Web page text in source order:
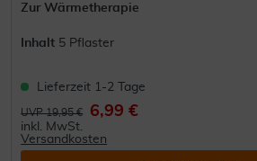
Zur Wärmetherapie
Inhalt 5 Pflaster
Lieferzeit 1-2 Tage
UVP 19,95 € 6,99 €
inkl. MwSt.
Versandkosten